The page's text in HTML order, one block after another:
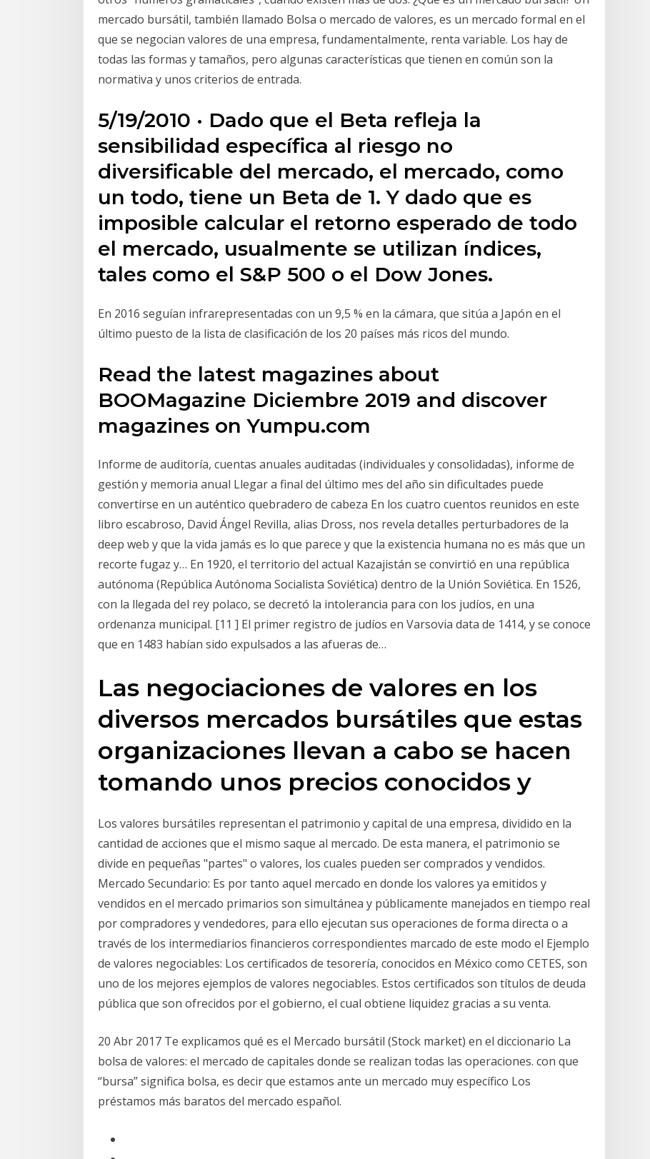
mercado bursátil, también llamado Bolsa o mercado de valores, es un mercado formal en el
que se negocian valores de una empresa, fundamentalmente, renta variable. Los hay de
todas las formas y tamaños, pero algunas características que tienen en común son la
normativa y unos criterios de entrada.
5/19/2010 · Dado que el Beta refleja la
sensibilidad específica al riesgo no
diversificable del mercado, el mercado, como
un todo, tiene un Beta de 1. Y dado que es
imposible calcular el retorno esperado de todo
el mercado, usualmente se utilizan índices,
tales como el S&P 500 o el Dow Jones.
En 2016 seguían infrarepresentadas con un 9,5 % en la cámara, que sitúa a Japón en el
último puesto de la lista de clasificación de los 20 países más ricos del mundo.
Read the latest magazines about
BOOMagazine Diciembre 2019 and discover
magazines on Yumpu.com
Informe de auditoría, cuentas anuales auditadas (individuales y consolidadas), informe de
gestión y memoria anual Llegar a final del último mes del año sin dificultades puede
convertirse en un auténtico quebradero de cabeza En los cuatro cuentos reunidos en este
libro escabroso, David Ángel Revilla, alias Dross, nos revela detalles perturbadores de la
deep web y que la vida jamás es lo que parece y que la existencia humana no es más que un
recorte fugaz y… En 1920, el territorio del actual Kazajistán se convirtió en una república
autónoma (República Autónoma Socialista Soviética) dentro de la Unión Soviética. En 1526,
con la llegada del rey polaco, se decretó la intolerancia para con los judíos, en una
ordenanza municipal. [11 ] El primer registro de judíos en Varsovia data de 1414, y se conoce
que en 1483 habían sido expulsados a las afueras de…
Las negociaciones de valores en los
diversos mercados bursátiles que estas
organizaciones llevan a cabo se hacen
tomando unos precios conocidos y
Los valores bursátiles representan el patrimonio y capital de una empresa, dividido en la
cantidad de acciones que el mismo saque al mercado. De esta manera, el patrimonio se
divide en pequeñas "partes" o valores, los cuales pueden ser comprados y vendidos.
Mercado Secundario: Es por tanto aquel mercado en donde los valores ya emitidos y
vendidos en el mercado primarios son simultánea y públicamente manejados en tiempo real
por compradores y vendedores, para ello ejecutan sus operaciones de forma directa o a
través de los intermediarios financieros correspondientes marcado de este modo el Ejemplo
de valores negociables: Los certificados de tesorería, conocidos en México como CETES, son
uno de los mejores ejemplos de valores negociables. Estos certificados son títulos de deuda
pública que son ofrecidos por el gobierno, el cual obtiene liquidez gracias a su venta.
20 Abr 2017 Te explicamos qué es el Mercado bursátil (Stock market) en el diccionario La
bolsa de valores: el mercado de capitales donde se realizan todas las operaciones. con que
“bursa” significa bolsa, es decir que estamos ante un mercado muy específico Los
préstamos más baratos del mercado español.